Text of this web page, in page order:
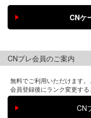
CNプレ会員のご案内
無料でご利用いただけます。
会員登録後にランク変更する